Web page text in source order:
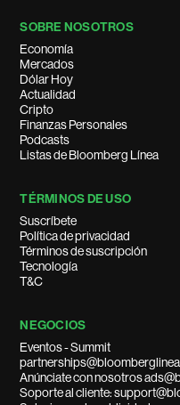
SOBRE NOSOTROS
Economía
Mercados
Dólar Hoy
Actualidad
Cripto
Finanzas Personales
Podcasts
Listas de Bloomberg Línea
TÉRMINOS DE USO
Suscríbete
Política de privacidad
Términos de suscripción
Tecnología
T&C
NEGOCIOS
Eventos - Summit
Anúnciate con nosotros
Soporte al cliente: